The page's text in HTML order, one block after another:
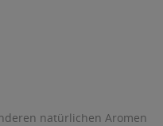
natürlichen Aromen